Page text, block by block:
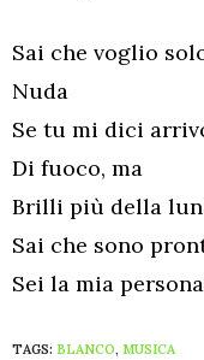
Sai che voglio
Nuda
Se tu mi dici
Di fuoco, ma
Brilli più della
Sai che sono
Sei la mia
TAGS: BLANCO, MUSICA